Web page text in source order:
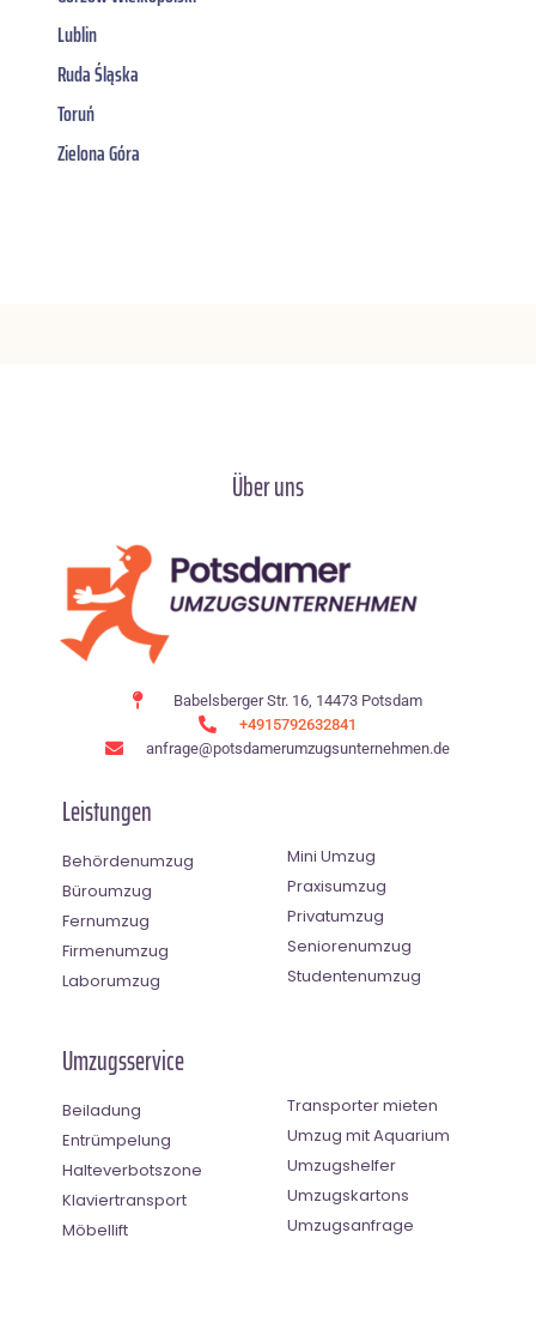
Lublin
Ruda Śląska
Toruń
Zielona Góra
Über uns
Babelsberger Str. 16, 14473 Potsdam
+4915792632841
anfrage@potsdamerumzugsunternehmen.de
Leistungen
Behördenumzug
Büroumzug
Fernumzug
Firmenumzug
Laborumzug
Mini Umzug
Praxisumzug
Privatumzug
Seniorenumzug
Studentenumzug
Umzugsservice
Beiladung
Entrümpelung
Halteverbotszone
Klaviertransport
Möbellift
Transporter mieten
Umzug mit Aquarium
Umzugshelfer
Umzugskartons
Umzugsanfrage